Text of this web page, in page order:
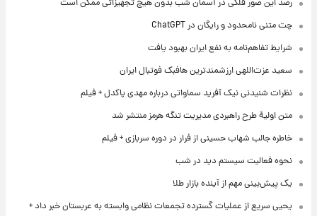
رصد این صور فلکی در آسمان شب بدون هیچ تجهیزاتی ممکن است
چت متنی نامحدود و رایگان در ChatGPT
شرایط تفاهم‌نامه به نفع ایران بهبود یافت
سعید عزت‌اللهی ارزشمندترین هافبک فوتبال ایران
نظرات شنیدنی نیک آفرید سماواتی درباره مهدی پاکدل + فیلم
متن اولیۀ طرح راهبردی مدیریت تنگه هرمز منتشر شد
خاطره جالب شهاب حسینی از فرار در دوره سربازی + فیلم
نحوه فعالیت سیستم دید در شب
یک پیش‌بینی مهم از آینده بازار طلا
یحیی سریع از عملیات گسترده تجمعات نظامی وابسته به عربستان خبر داد +